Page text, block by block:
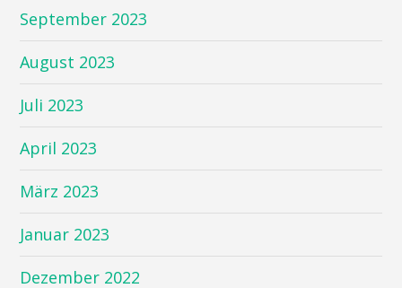
September 2023
August 2023
Juli 2023
April 2023
März 2023
Januar 2023
Dezember 2022